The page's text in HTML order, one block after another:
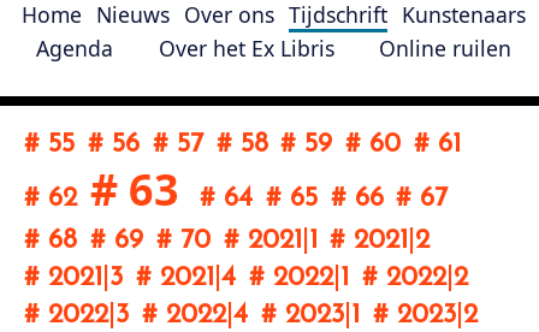
Home Nieuws Over ons Tijdschrift Kunstenaars
Agenda
Over het Ex Libris Online ruilen
# 55 # 56 # 57 # 58 # 59 # 60 # 61
# 62 # 63 # 64 # 65 # 66 # 67
# 68 # 69 # 70 # 2021 1 # 2021 2
# 2021 3 # 2021 4 # 2022| 1 # 2022| 2
# 2022| 3 # 2022| 4 # 2023| 1 # 2023| 2